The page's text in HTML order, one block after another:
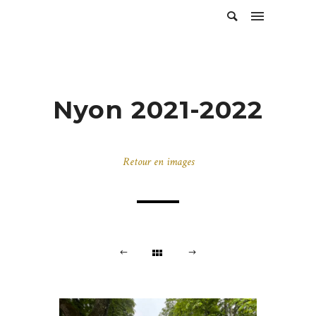
Nyon 2021-2022
Retour en images